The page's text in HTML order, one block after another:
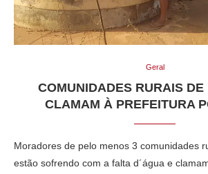
Geral
COMUNIDADES RURAIS DE
CLAMAM À PREFEITURA
Moradores de pelo menos 3 comunidades
estão sofrendo com a falta d´água e